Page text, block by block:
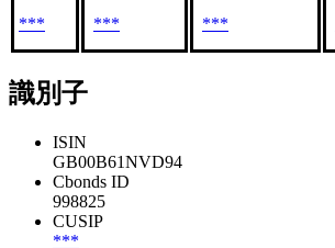
*** *** ***
識別子
ISIN
GB00B61NVD94
Cbonds ID
998825
CUSIP
***